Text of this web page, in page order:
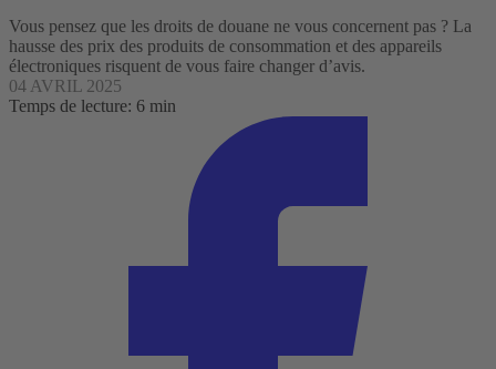
Vous pensez que les droits de douane ne vous concernent pas ? La
hausse des prix des produits de consommation et des appareils
électroniques risquent de vous faire changer d’avis.
04 AVRIL 2025
Temps de lecture: 6 min